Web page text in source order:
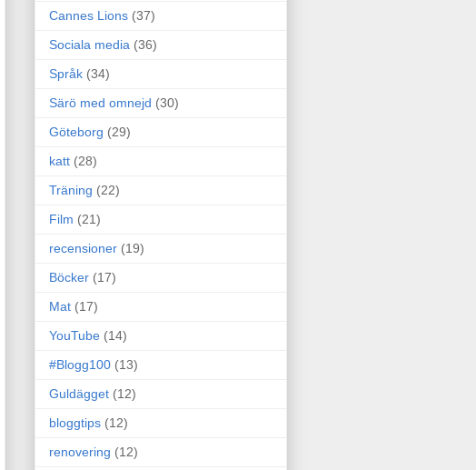
Cannes Lions (37)
Sociala media (36)
Språk (34)
Särö med omnejd (30)
Göteborg (29)
katt (28)
Träning (22)
Film (21)
recensioner (19)
Böcker (17)
Mat (17)
YouTube (14)
#Blogg100 (13)
Guldägget (12)
bloggtips (12)
renovering (12)